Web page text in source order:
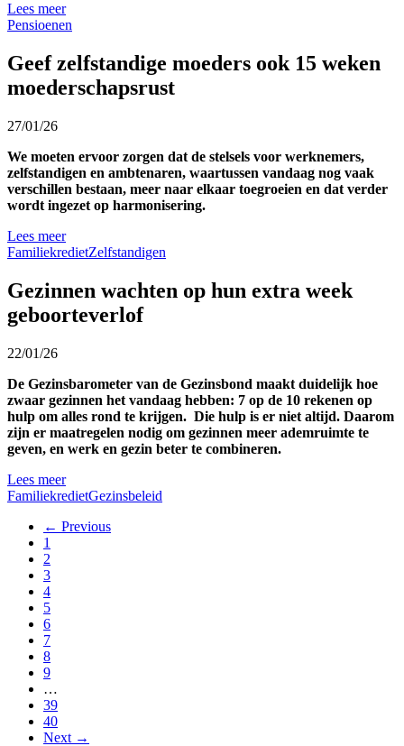
Lees meer
Pensioenen
Geef zelfstandige moeders ook 15 weken
moederschapsrust
27/01/26
We moeten ervoor zorgen dat de stelsels voor werknemers,
zelfstandigen en ambtenaren, waartussen vandaag nog vaak
verschillen bestaan, meer naar elkaar toegroeien en dat verder
wordt ingezet op harmonisering.
Lees meer
FamiliekredietZelfstandigen
Gezinnen wachten op hun extra week
geboorteverlof
22/01/26
De Gezinsbarometer van de Gezinsbond maakt duidelijk hoe
zwaar gezinnen het vandaag hebben: 7 op de 10 rekenen op
hulp om alles rond te krijgen. Die hulp is er niet altijd. Daarom
zijn er maatregelen nodig om gezinnen meer ademruimte te
geven, en werk en gezin beter te combineren.
Lees meer
FamiliekredietGezinsbeleid
← Previous
1
2
3
4
5
6
7
8
9
…
39
40
Next →